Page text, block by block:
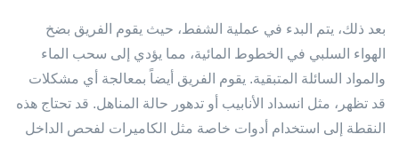
بعد ذلك، يتم البدء في عملية الشفط، حيث يقوم الفريق بضخ
الهواء السلبي في الخطوط المائية، مما يؤدي إلى سحب الماء
والمواد السائلة المتبقية. يقوم الفريق أيضاً بمعالجة أي مشكلات
قد تظهر، مثل انسداد الأنابيب أو تدهور حالة المناهل. قد تحتاج هذه
النقطة إلى استخدام أدوات خاصة مثل الكاميرات لفحص الداخل